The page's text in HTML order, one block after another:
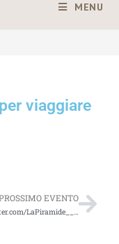
MENU
viaggiare
EVENTO
http://twitter.com/LaPiramide__/status/1512029566390484994Talkwalker Alert: 50 results for [turismo]